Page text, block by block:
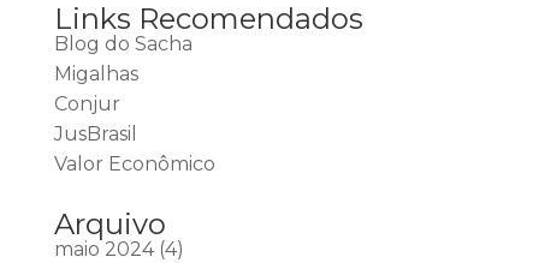
Links Recomendados
Blog do Sacha
Migalhas
Conjur
JusBrasil
Valor Econômico
Arquivo
maio 2024(4)